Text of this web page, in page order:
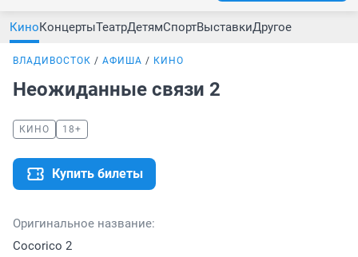
КиноКонцертыТеатрДетямСпортВыставкиДругое
ВЛАДИВОСТОК АФИША КИНО
Неожиданные связи 2
КИНО 18+
Купить билеты
Оригинальное название:
Cocorico 2